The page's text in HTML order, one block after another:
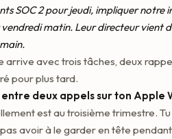
SOC 2 pour jeudi, impliquer
vendredi matin. Leur directeur vient
arrive avec trois tâches, deux
pour plus tard.
entre deux appels sur ton Apple
est au troisième trimestre.
avoir à le garder en tête